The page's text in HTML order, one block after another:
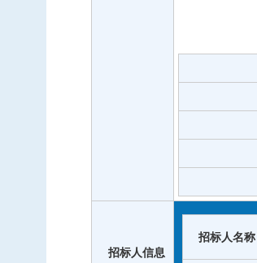
招标人信息
招标人名称